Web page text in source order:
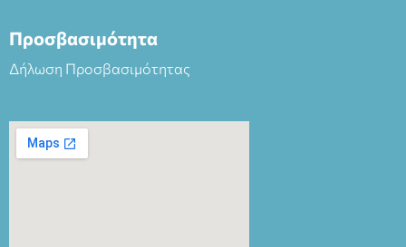
Προσβασιμότητα
Δήλωση Προσβασιμότητας